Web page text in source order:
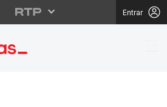
Entrar
de